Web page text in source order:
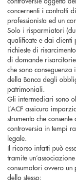
concernenti i contratti
professionista ed un
Solo i risparmiatori
qualificate e dai clienti
richieste di
di domande
che sono
della Banca degli
patrimoniali.
Gli intermediari sono
L’ACF assicura
strumento che
controversia in tempi
legale.
Il ricorso infatti può
tramite
consumatori ovvero
dello stesso: